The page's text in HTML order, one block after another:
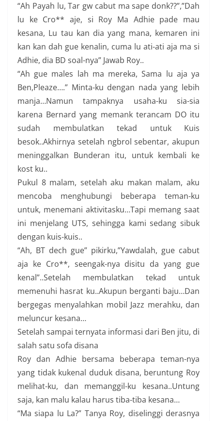
“Ah Payah lu, Tar gw cabut ma sape donk??”,”Dah
lu ke Cro** aje, si Roy Ma Adhie pade mau
kesana, Lu tau kan dia yang mana, kemaren ini
kan kan dah gue kenalin, cuma lu ati-ati aja ma si
Adhie, dia BD soal-nya” Jawab Roy..
“Ah gue males lah ma mereka, Sama lu aja ya
Ben,Pleaze….” Minta-ku dengan nada yang lebih
manja…Namun tampaknya usaha-ku sia-sia
karena Bernard yang memank terancam DO itu
sudah membulatkan tekad untuk Kuis
besok..Akhirnya setelah ngbrol sebentar, akupun
meninggalkan Bunderan itu, untuk kembali ke
kost ku..
Pukul 8 malam, setelah aku makan malam, aku
mencoba menghubungi beberapa teman-ku
untuk, menemani aktivitasku…Tapi memang saat
ini menjelang UTS, sehingga kami sedang sibuk
dengan kuis-kuis..
“Ah, BT dech gue” pikirku,”Yawdalah, gue cabut
aja ke Cro**, seengak-nya disitu da yang gue
kenal”..Setelah membulatkan tekad untuk
memenuhi hasrat ku..Akupun berganti baju…Dan
bergegas menyalahkan mobil Jazz merahku, dan
meluncur kesana…
Setelah sampai ternyata informasi dari Ben jitu, di
salah satu sofa disana
Roy dan Adhie bersama beberapa teman-nya
yang tidak kukenal duduk disana, beruntung Roy
melihat-ku, dan memanggil-ku kesana..Untung
saja, kan malu kalau harus tiba-tiba kesana…
“Ma siapa lu La?” Tanya Roy, diselinggi derasnya